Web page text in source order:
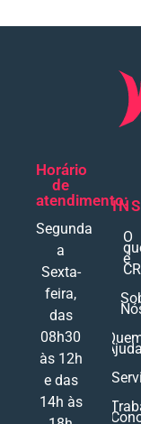
Horário
de
atendimento:
Segunda
a
Sexta-
feira,
das
08h30
às 12h
e das
14h às
O
é